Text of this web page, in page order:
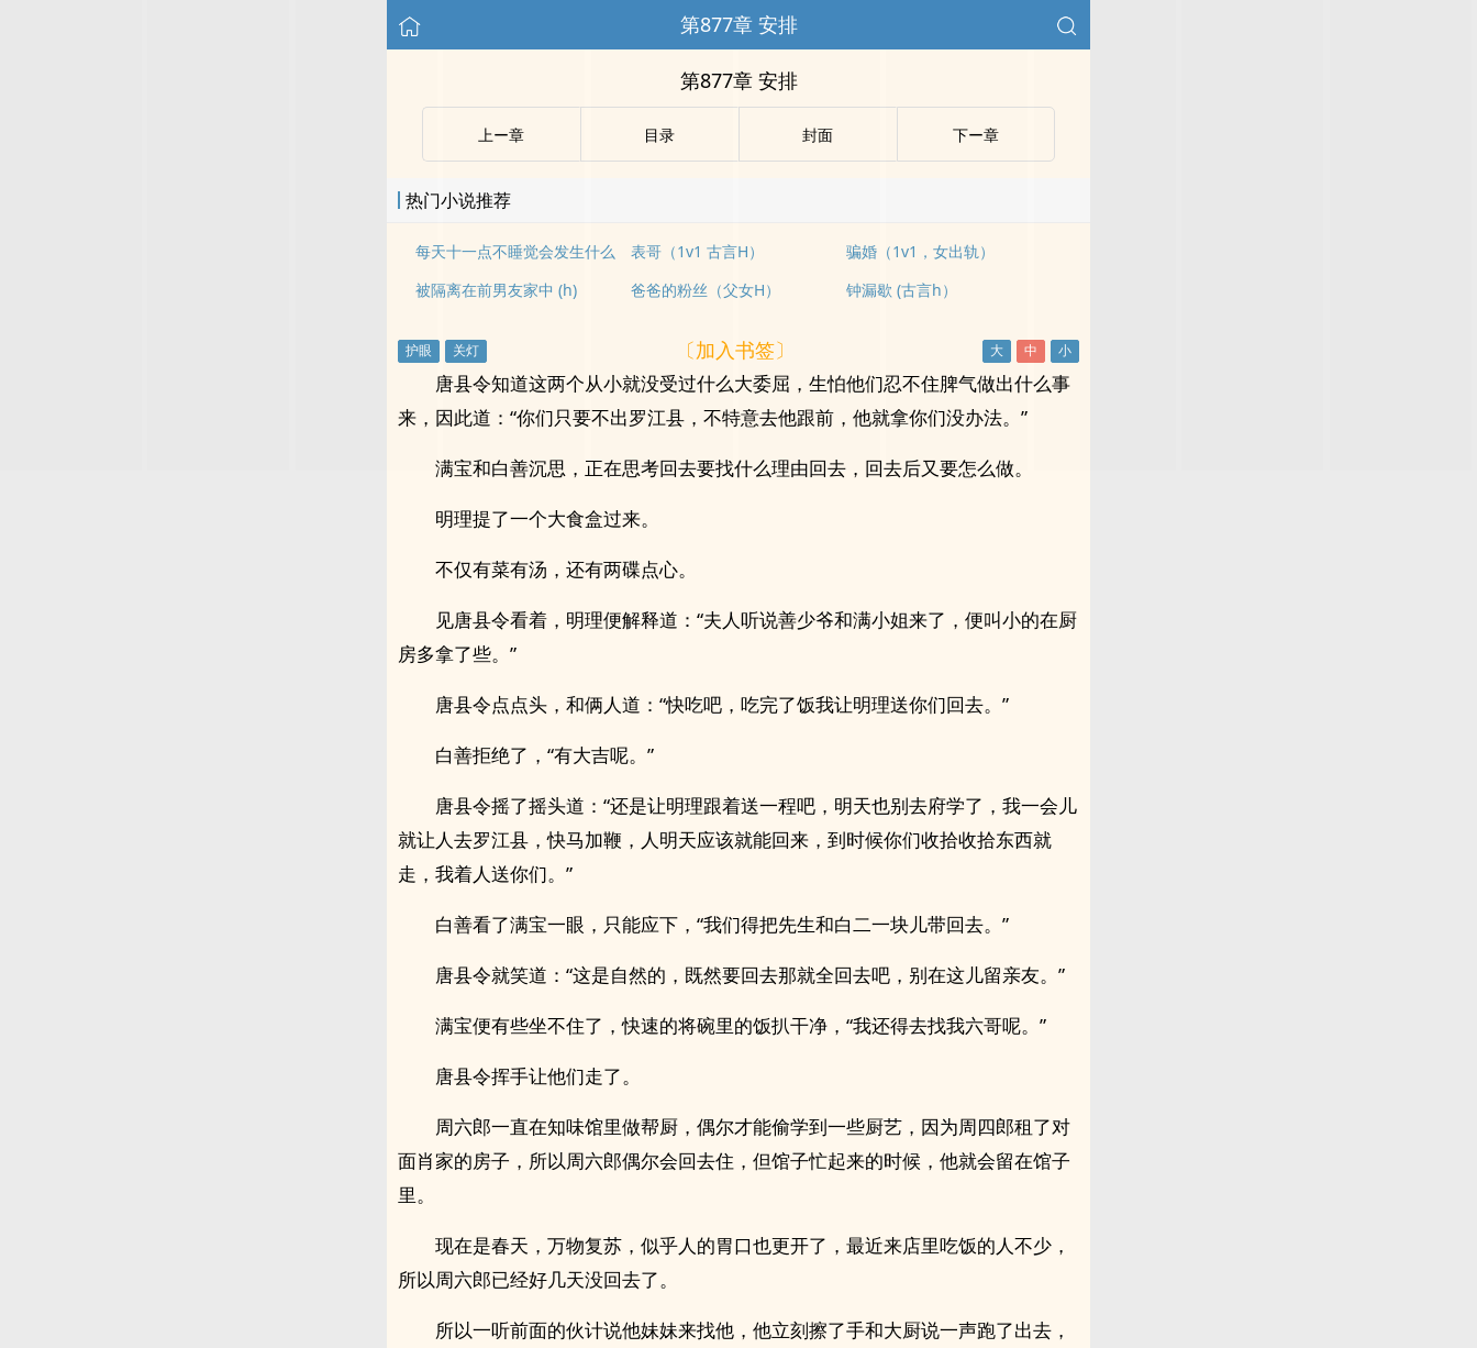
第877章 安排
第877章 安排
上ー章 目录 封面 下ー章
热门小说推荐
每天十一点不睡觉会发生什么 表哥（1v1 古言H）
骗婚（1v1，女出轨）
被隔离在前男友家中 (h)
爸爸的粉丝（父女H） 钟漏歇 (古言h）
〔加入书签〕
唐县令知道这两个从小就没受过什么大委屈，生怕他们忍不住脾气做出什么事
来，因此道：“你们只要不出罗江县，不特意去他跟前，他就拿你们没办法。”
满宝和白善沉思，正在思考回去要找什么理由回去，回去后又要怎么做。
明理提了一个大食盒过来。
不仅有菜有汤，还有两碟点心。
见唐县令看着，明理便解释道：“夫人听说善少爷和满小姐来了，便叫小的在厨
房多拿了些。”
唐县令点点头，和俩人道：“快吃吧，吃完了饭我让明理送你们回去。”
白善拒绝了，“有大吉呢。”
唐县令摇了摇头道：“还是让明理跟着送一程吧，明天也别去府学了，我一会儿
就让人去罗江县，快马加鞭，人明天应该就能回来，到时候你们收拾收拾东西就
走，我着人送你们。”
白善看了满宝一眼，只能应下，“我们得把先生和白二一块儿带回去。”
唐县令就笑道：“这是自然的，既然要回去那就全回去吧，别在这儿留亲友。”
满宝便有些坐不住了，快速的将碗里的饭扒干净，“我还得去找我六哥呢。”
唐县令挥手让他们走了。
周六郎一直在知味馆里做帮厨，偶尔才能偷学到一些厨艺，因为周四郎租了对
面肖家的房子，所以周六郎偶尔会回去住，但馆子忙起来的时候，他就会留在馆子
里。
现在是春天，万物复苏，似乎人的胃口也更开了，最近来店里吃饭的人不少，
所以周六郎已经好几天没回去了。
所以一听前面的伙计说他妹妹来找他，他立刻擦了手和大厨说一声跑了出去，